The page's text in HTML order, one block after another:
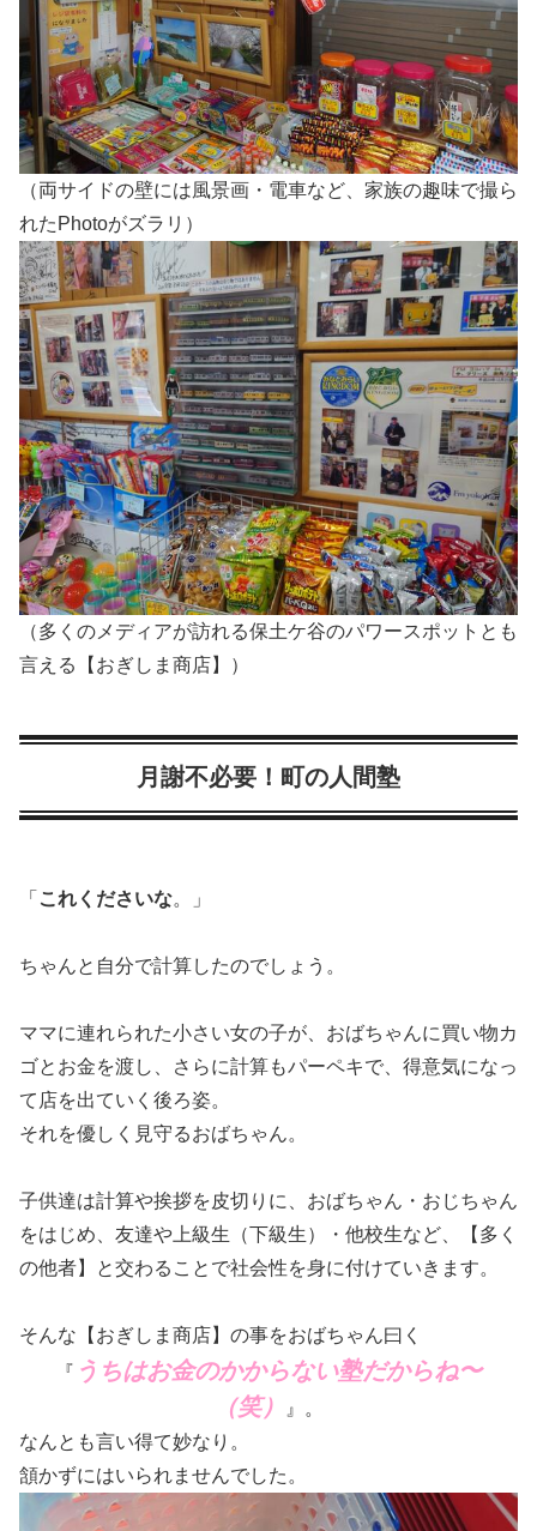
（両サイドの壁には風景画・電車など、家族の趣味で撮ら
れたPhotoがズラリ）
（多くのメディアが訪れる保土ケ谷のパワースポットとも
言える【おぎしま商店】）
月謝不必要！町の人間塾
「 これくださいな。」
ちゃんと自分で計算したのでしょう。
ママに連れられた小さい女の子が、おばちゃんに買い物カ
ゴとお金を渡し、さらに計算もパーペキで、得意気になっ
て店を出ていく後ろ姿。
それを優しく見守るおばちゃん。
子供達は計算や挨拶を皮切りに、おばちゃん・おじちゃん
をはじめ、友達や上級生（下級生）・他校生など、【多く
の他者】と交わることで社会性を身に付けていきます。
そんな【おぎしま商店】の事をおばちゃん曰く
『 うちはお金のかからない塾だからね〜
（笑）
』。
なんとも言い得て妙なり。
頷かずにはいられませんでした。